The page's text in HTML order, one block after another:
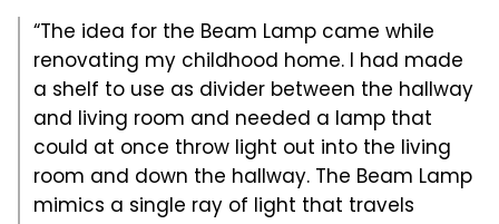
“The idea for the Beam Lamp came while
renovating my childhood home. I had made
a shelf to use as divider between the hallway
and living room and needed a lamp that
could at once throw light out into the living
room and down the hallway. The Beam Lamp
mimics a single ray of light that travels